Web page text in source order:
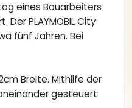
eines Bauarbeiters
PLAYMOBIL City
fünf Jahren. Bei
Breite. Mithilfe der
gesteuert